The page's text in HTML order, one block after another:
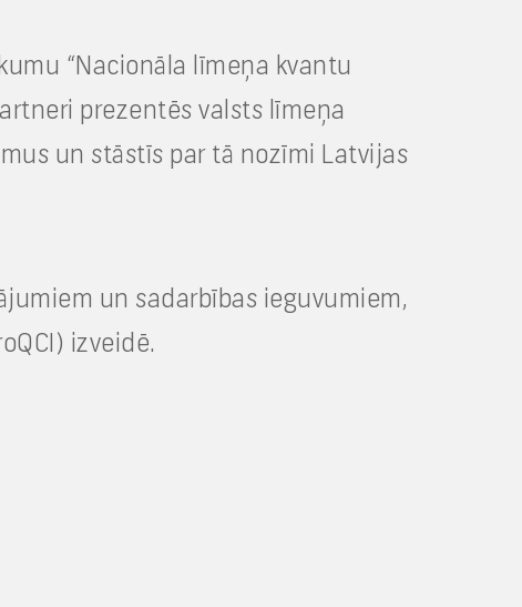
“Nacionāla līmeņa kvantu
prezentēs valsts līmeņa
un stāstīs par tā nozīmi Latvijas
un sadarbības ieguvumiem,
izveidē.